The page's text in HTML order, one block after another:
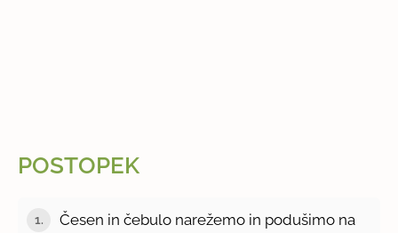
POSTOPEK
1.
Česen in čebulo narežemo in podušimo na